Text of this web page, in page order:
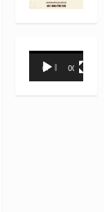
Reproductor
00:00 00:31